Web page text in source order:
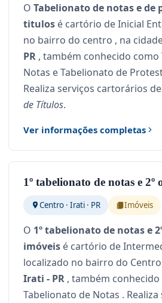
O Tabelionato de notas e de
titulos é cartório de Inicial
no bairro do centro , na
PR , também conhecido como
Notas e Tabelionato de
Realiza serviços cartorários de
de Títulos.
Ver informações completas
1º tabelionato de notas e 2º
Centro · Irati · PR Imóveis
O 1º tabelionato de notas e
imóveis é cartório de
localizado no bairro do
Irati - PR , também conhecido
Tabelionato de Notas . Realiza